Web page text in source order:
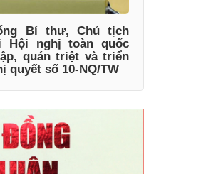
Bí thư, Chủ tịch
Hội nghị toàn quốc
quán triệt và triển
quyết số 10-NQ/TW